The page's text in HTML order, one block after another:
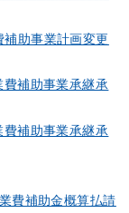
助事業計画変更
補助事業承継承
補助事業承継承
費補助金概算払請